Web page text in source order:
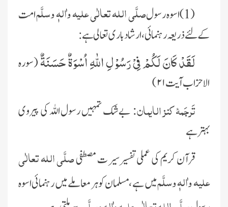
(1)اسوہ رسول
صلَّی اللہ تعالٰی علیہ واٰلہٖ وسلَّمامت
کے لئے ذریعہ رہنمائی، ارشاد باری تعالی ہے:
لَقَدْ كَانَ لَكُمْ فِیْ رَسُوْلِ اللّٰهِ اُسْوَةٌ حَسَنَةٌ( سورہ
الاحزاب آیت ۲۱)
تَرجَمۂ کنز الایمان:بےشک تمہیں رسول اللہ کی پیروی
بہتر ہے
قرآن کریم کی عملی تفسیر سیرت مصطفیصلَّی اللہ تعالٰی
علیہ واٰلہٖ وسلَّممیں ہے ،مسلمان کو ہر معاملے میں رہنمائی اسوہ